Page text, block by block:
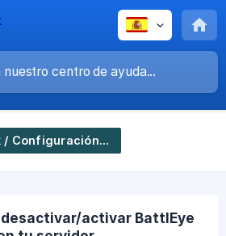
Ark / Configuración del servidor
activar BattlEye